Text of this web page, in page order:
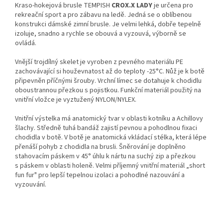
Kraso-hokejová brusle TEMPISH CROX.X LADYje určena pro
rekreační sport a pro zábavu na ledě. Jedná se o oblíbenou
konstrukci dámské zimní brusle. Je velmi lehká, dobře tepelně
izoluje, snadno a rychle se obouvá a vyzouvá, výborně se
ovládá.
Vnější trojdílný skelet je vyroben z pevného materiálu PE
zachovávající si houževnatost až do teploty -25°C. Nůž je k botě
připevněn příčnými šrouby. Vrchní límec se dotahuje k chodidlu
oboustrannou přezkou s pojistkou. Funkční materiál použitý na
vnitřní vložce je vyztužený NYLON/NYLEX.
Vnitřní výstelka má anatomický tvar v oblasti kotníku a Achillovy
šlachy. Středně tuhá bandáž zajistí pevnou a pohodlnou fixaci
chodidla v botě. V botě je anatomická vkládací stélka, která lépe
přenáší pohyb z chodidla na brusli. Šněrování je doplněno
stahovacím páskem v 45° úhlu k nártu na suchý zip a přezkou
s páskem v oblasti holeně. Velmi příjemný vnitřní materiál „short
fun fur" pro lepší tepelnou izolaci a pohodlné nazouvání a
vyzouvání.